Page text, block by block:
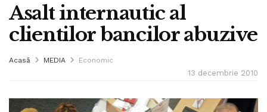
Asalt internautic al
clientilor bancilor abuzive
Acasă MEDIA Economic
13 decembrie 2010